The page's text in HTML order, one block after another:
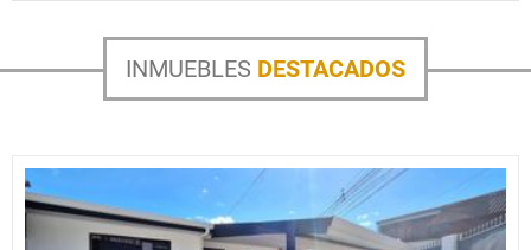
INMUEBLES DESTACADOS